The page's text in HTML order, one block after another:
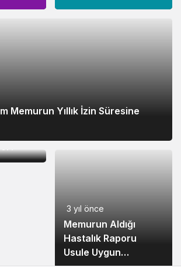
Verildi!
Memurun Yıllık İzin Süresine
3 yıl önce
Memurun Aldığı
Hastalık Raporu
Usule Uygun
Olmalıdır!
3 yıl önce
Vekaleten Yapılan
Atamalarda Ek